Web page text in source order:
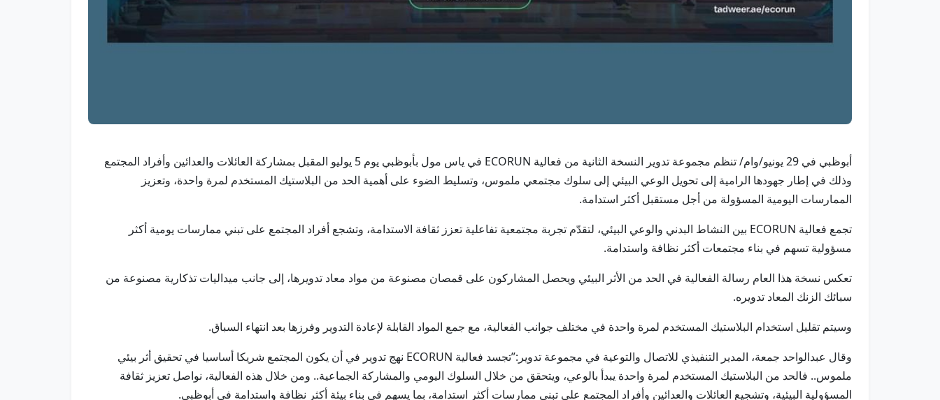
أبوظبي في 29 يونيو/وام/ تنظم مجموعة تدوير النسخة الثانية من فعالية ECORUN في ياس مول بأبوظبي يوم 5 يوليو المقبل بمشاركة العائلات والعدائين وأفراد المجتمع
وذلك في إطار جهودها الرامية إلى تحويل الوعي البيئي إلى سلوك مجتمعي ملموس، وتسليط الضوء على أهمية الحد من البلاستيك المستخدم لمرة واحدة، وتعزيز
الممارسات اليومية المسؤولة من أجل مستقبل أكثر استدامة.
تجمع فعالية ECORUN بين النشاط البدني والوعي البيئي، لتقدّم تجربة مجتمعية تفاعلية تعزز ثقافة الاستدامة، وتشجع أفراد المجتمع على تبني ممارسات يومية أكثر
مسؤولية تسهم في بناء مجتمعات أكثر نظافة واستدامة.
تعكس نسخة هذا العام رسالة الفعالية في الحد من الأثر البيئي ويحصل المشاركون على قمصان مصنوعة من مواد معاد تدويرها، إلى جانب ميداليات تذكارية مصنوعة من
سبائك الزنك المعاد تدويره.
وسيتم تقليل استخدام البلاستيك المستخدم لمرة واحدة في مختلف جوانب الفعالية، مع جمع المواد القابلة لإعادة التدوير وفرزها بعد انتهاء السباق.
وقال عبدالواحد جمعة، المدير التنفيذي للاتصال والتوعية في مجموعة تدوير:”تجسد فعالية ECORUN نهج تدوير في أن يكون المجتمع شريكا أساسيا في تحقيق أثر بيئي
ملموس.. فالحد من البلاستيك المستخدم لمرة واحدة يبدأ بالوعي، ويتحقق من خلال السلوك اليومي والمشاركة الجماعية.. ومن خلال هذه الفعالية، نواصل تعزيز ثقافة
المسؤولية البيئية، وتشجيع العائلات والعدائين وأفراد المجتمع على تبني ممارسات أكثر استدامة، بما يسهم في بناء بيئة أكثر نظافة واستدامة في أبوظبي.